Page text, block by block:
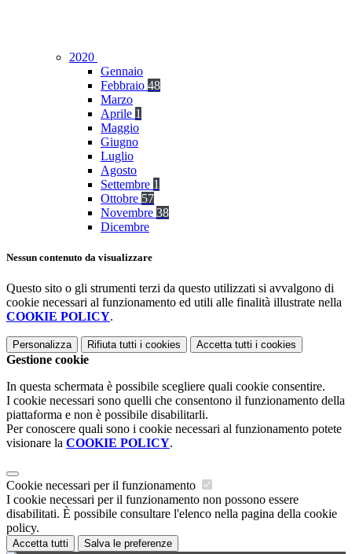
2020
Gennaio
Febbraio 48
Marzo
Aprile 1
Maggio
Giugno
Luglio
Agosto
Settembre 1
Ottobre 57
Novembre 38
Dicembre
Nessun contenuto da visualizzare
Questo sito o gli strumenti terzi da questo utilizzati si avvalgono di
cookie necessari al funzionamento ed utili alle finalità illustrate nella
COOKIE POLICY.
Personalizza Rifiuta tutti i cookies Accetta tutti i cookies
Gestione cookie
In questa schermata è possibile scegliere quali cookie consentire.
I cookie necessari sono quelli che consentono il funzionamento della
piattaforma e non è possibile disabilitarli.
Per conoscere quali sono i cookie necessari al funzionamento potete
visionare la COOKIE POLICY.
Cookie necessari per il funzionamento
I cookie necessari per il funzionamento non possono essere
disabilitati. È possibile consultare l'elenco nella pagina della cookie
policy.
Accetta tutti Salva le preferenze